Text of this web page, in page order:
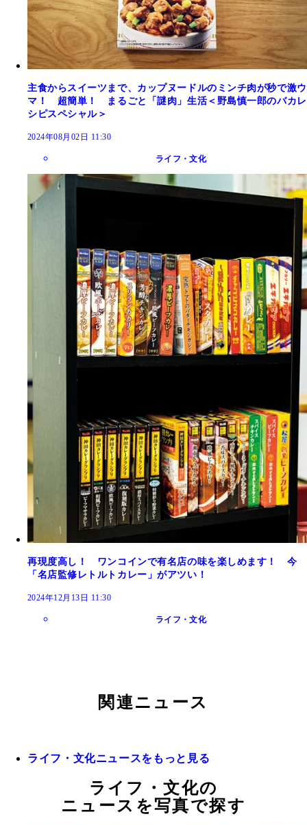
主食からスイーツまで、カップヌードルのミンチ肉が秒で激ウ
マ！ 超簡単！ まるごと「謎肉」生活＜野島慎一郎のバカレ
シピスペシャル＞
2024年08月02日 11:30
ライフ・文化
再現度高し！ ワンコインで有名店の味を楽しめます！ 今
「名店監修レトルトカレー」がアツい！
2024年12月13日 11:30
ライフ・文化
関連ニュース
ライフ・文化ニュースをもっと見る
ライフ・文化の
ニュースを写真で探す